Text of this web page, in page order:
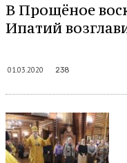
В Прощёное
Ипатий
01.03.2020 238